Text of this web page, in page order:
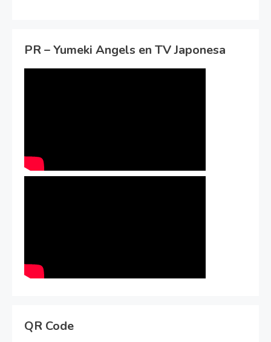
PR – Yumeki Angels en TV Japonesa
QR Code